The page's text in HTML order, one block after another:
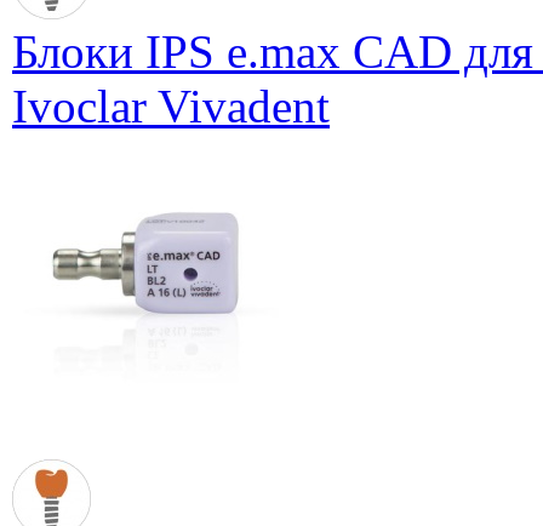
Блоки IPS e.max CAD
Ivoclar Vivadent